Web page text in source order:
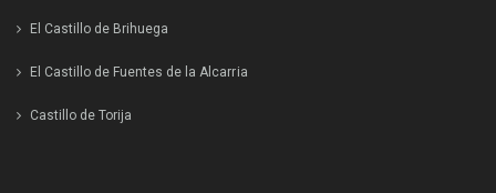
El Castillo de Brihuega
El Castillo de Fuentes de la Alcarria
Castillo de Torija